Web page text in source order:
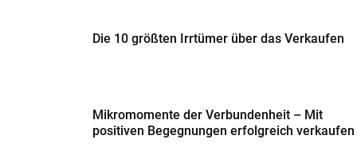
Die 10 größten Irrtümer über das Verkaufen
Mikromomente der Verbundenheit – Mit
positiven Begegnungen erfolgreich verkaufen